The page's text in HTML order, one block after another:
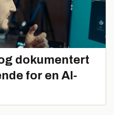
dokumentert
for en AI-